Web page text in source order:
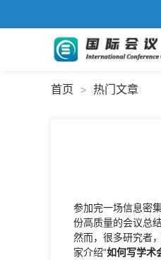
首页 > 热门文章
参加完一场信息密
份高质量的会议总
然而，很多研究者
家介绍“如何写学术